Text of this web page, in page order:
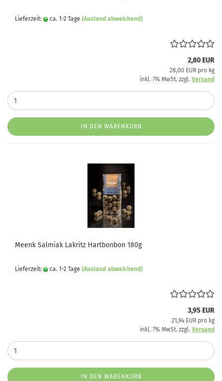
Lieferzeit: ca. 1-2 Tage (Ausland abweichend)
2,80 EUR
28,00 EUR pro kg
inkl. 7% MwSt. zzgl. Versand
IN DEN WARENKORB
Meenk Salmiak Lakritz Hartbonbon 180g
Lieferzeit: ca. 1-2 Tage (Ausland abweichend)
3,95 EUR
21,94 EUR pro kg
inkl. 7% MwSt. zzgl. Versand
IN DEN WARENKORB